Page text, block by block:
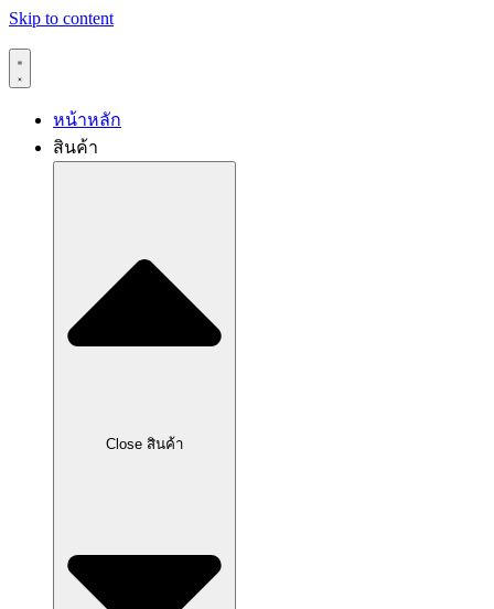
Skip to content
หน้าหลัก
สินค้า
Close สินค้า